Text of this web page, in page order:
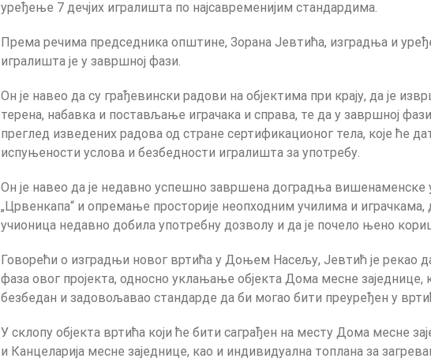
уређење 7 дечјих игралишта по најсавременијим стандардима.
Према речима председника општине, Зорана Јевтића, изградња и
игралишта је у завршној фази.
Он је навео да су грађевински радови на објектима при крају, да је
терена, набавка и постављање играчака и справа, те да у завршној
преглед изведених радова од стране сертификационог тела, које ће
испуњености услова и безбедности игралишта за употребу.
Он је навео да је недавно успешно завршена доградња вишенаменске
„Црвенкапа“ и опремање просторије неопходним училима и играчкама,
учионица недавно добила употребну дозволу и да је почело њено
Говорећи о изградњи новог вртића у Доњем Насељу, Јевтић је рекао
фаза овог пројекта, односно уклањање објекта Дома месне заједнице,
безбедан и задовољавао стандарде да би могао бити преуређен у
У склопу објекта вртића који ће бити саграђен на месту Дома месне
и Канцеларија месне заједнице, као и индивидуална топлана за